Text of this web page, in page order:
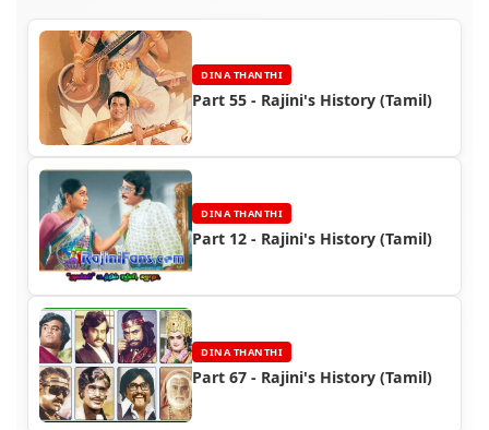
DINA THANTHI
Part 55 - Rajini's History (Tamil)
DINA THANTHI
Part 12 - Rajini's History (Tamil)
DINA THANTHI
Part 67 - Rajini's History (Tamil)